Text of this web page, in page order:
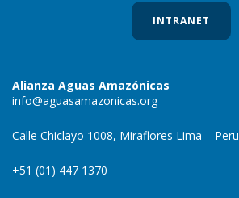
INTRANET
Alianza Aguas Amazónicas
info@aguasamazonicas.org
Calle Chiclayo 1008, Miraflores Lima – Peru
+51 (01) 447 1370